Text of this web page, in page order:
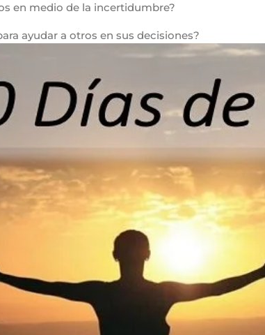
en medio de la incertidumbre?
ayudar a otros en sus decisiones?